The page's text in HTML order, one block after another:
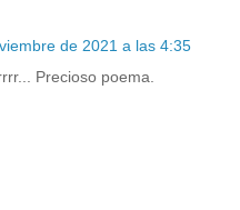
de 2021 a las 4:35
Precioso poema.